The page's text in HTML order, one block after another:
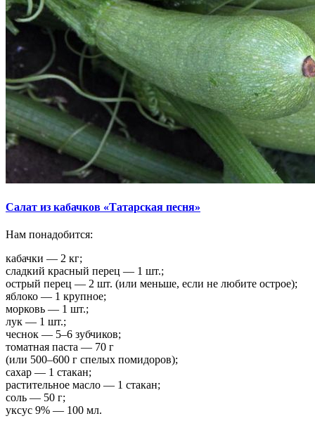
Салат из кабачков «Татарская песня»
Нам понадобится:
кабачки — 2 кг;
сладкий красный перец — 1 шт.;
острый перец — 2 шт. (или меньше, если не любите острое);
яблоко — 1 крупное;
морковь — 1 шт.;
лук — 1 шт.;
чеснок — 5–6 зубчиков;
томатная паста — 70 г
(или 500–600 г спелых помидоров);
сахар — 1 стакан;
растительное масло — 1 стакан;
соль — 50 г;
уксус 9% — 100 мл.